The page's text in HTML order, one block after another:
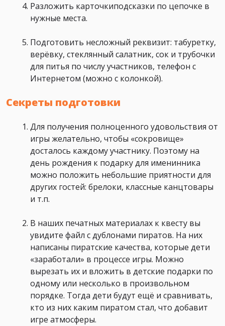
Разложить карточкиподсказки по цепочке в
нужные места.
Подготовить несложный реквизит: табуретку,
верёвку, стеклянный салатник, сок и трубочки
для питья по числу участников, телефон с
Интернетом (можно с колонкой).
Секреты подготовки
Для получения полноценного удовольствия от
игры желательно, чтобы «сокровище»
досталось каждому участнику. Поэтому на
день рождения к подарку для именинника
можно положить небольшие приятности для
других гостей: брелоки, классные канцтовары
и т.п.
В наших печатных материалах к квесту вы
увидите файл с дублонами пиратов. На них
написаны пиратские качества, которые дети
«заработали» в процессе игры. Можно
вырезать их и вложить в детские подарки по
одному или несколько в произвольном
порядке. Тогда дети будут ещё и сравнивать,
кто из них каким пиратом стал, что добавит
игре атмосферы.